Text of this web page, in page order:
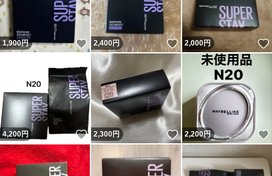
1,900円 いいね！
2,400円 いいね！
2,000円
4,200円 いいね！
2,300円 いいね！
2,200円